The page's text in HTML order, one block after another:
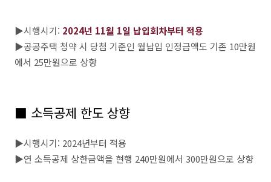
▶시행시기: 2024년 11월 1일 납입회차부터 적용
▶공공주택 청약 시 당첨 기준인 월납입 인정금액도 기존 10만원
에서 25만원으로 상향
■ 소득공제 한도 상향
▶시행시기: 2024년부터 적용
▶연 소득공제 상한금액을 현행 240만원에서 300만원으로 상향